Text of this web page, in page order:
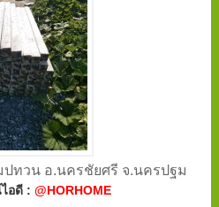
ปทวน อ.นครชัยศรี จ.นครปฐม
ไอดี :@HORHOME